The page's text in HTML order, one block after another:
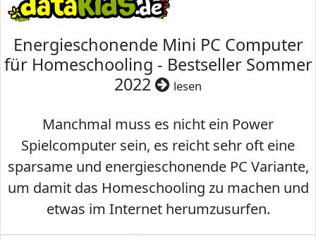
Energieschonende Mini PC Computer
für Homeschooling - Bestseller Sommer
2022
lesen
Manchmal muss es nicht ein Power
Spielcomputer sein, es reicht sehr oft eine
sparsame und energieschonende PC Variante,
um damit das Homeschooling zu machen und
etwas im Internet herumzusurfen.